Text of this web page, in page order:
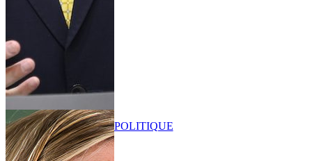
POLITIQUE